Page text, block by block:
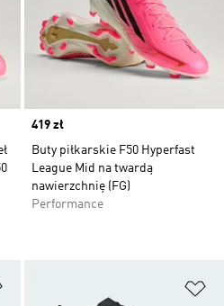
Price
419 zł
Buty piłkarskie F50 Hyperfast
League Mid na twardą
nawierzchnię (FG)
Performance